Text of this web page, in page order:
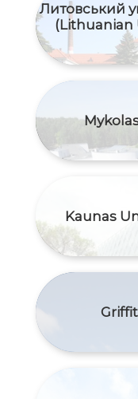
Литовський
(Lithuanian
Kaunas